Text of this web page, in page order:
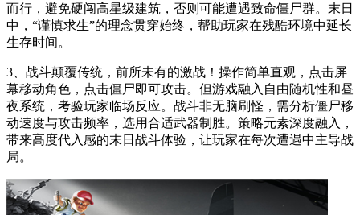
而行，避免硬闯高星级建筑，否则可能遭遇致命僵尸群。末日
中，“谨慎求生”的理念贯穿始终，帮助玩家在残酷环境中延长
生存时间。
3、战斗颠覆传统，前所未有的激战！操作简单直观，点击屏
幕移动角色，点击僵尸即可攻击。但游戏融入自由随机性和昼
夜系统，考验玩家临场反应。战斗非无脑刷怪，需分析僵尸移
动速度与攻击频率，选用合适武器制胜。策略元素深度融入，
带来高度代入感的末日战斗体验，让玩家在每次遭遇中主导战
局。